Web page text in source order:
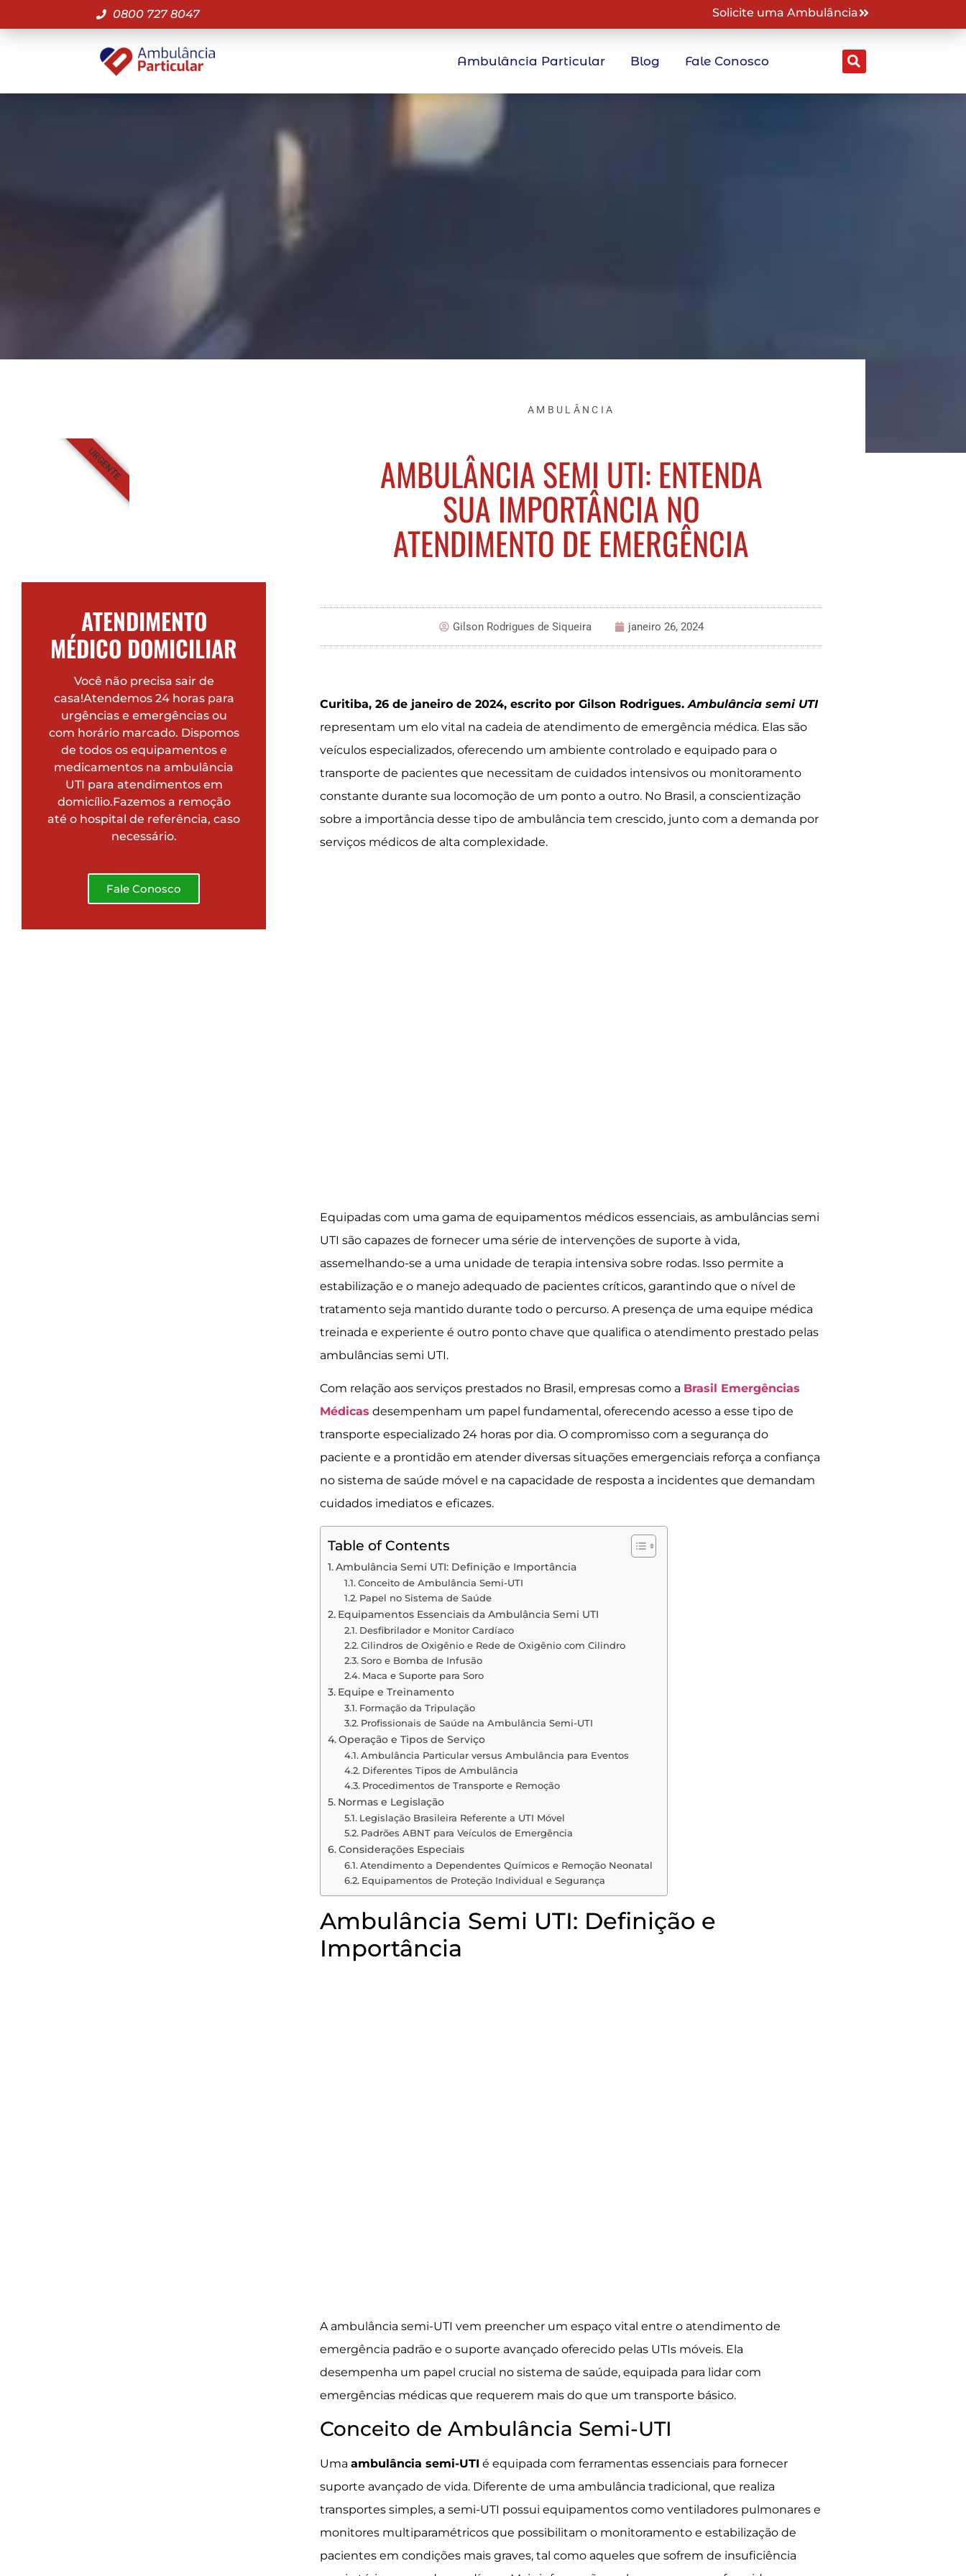
0800 727 8047 Solicite uma Ambulância
Ambulância Particular Blog Fale Conosco
ATENDIMENTO
MÉDICO DOMICILIAR
Você não precisa sair de
casa!Atendemos 24 horas para
urgências e emergências ou
com horário marcado. Dispomos
de todos os equipamentos e
medicamentos na ambulância
UTI para atendimentos em
domicílio.Fazemos a remoção
até o hospital de referência, caso
necessário.
Fale Conosco
URGENTE
AMBULÂNCIA
AMBULÂNCIA SEMI UTI: ENTENDA
SUA IMPORTÂNCIA NO
ATENDIMENTO DE EMERGÊNCIA
Gilson Rodrigues de Siqueira janeiro 26, 2024
Curitiba, 26 de janeiro de 2024, escrito por Gilson Rodrigues.Ambulância semi UTI
representam um elo vital na cadeia de atendimento de emergência médica. Elas são
veículos especializados, oferecendo um ambiente controlado e equipado para o
transporte de pacientes que necessitam de cuidados intensivos ou monitoramento
constante durante sua locomoção de um ponto a outro. No Brasil, a conscientização
sobre a importância desse tipo de ambulância tem crescido, junto com a demanda por
serviços médicos de alta complexidade.
Equipadas com uma gama de equipamentos médicos essenciais, as ambulâncias semi
UTI são capazes de fornecer uma série de intervenções de suporte à vida,
assemelhando-se a uma unidade de terapia intensiva sobre rodas. Isso permite a
estabilização e o manejo adequado de pacientes críticos, garantindo que o nível de
tratamento seja mantido durante todo o percurso. A presença de uma equipe médica
treinada e experiente é outro ponto chave que qualifica o atendimento prestado pelas
ambulâncias semi UTI.
Com relação aos serviços prestados no Brasil, empresas como a Brasil Emergências
Médicas desempenham um papel fundamental, oferecendo acesso a esse tipo de
transporte especializado 24 horas por dia. O compromisso com a segurança do
paciente e a prontidão em atender diversas situações emergenciais reforça a confiança
no sistema de saúde móvel e na capacidade de resposta a incidentes que demandam
cuidados imediatos e eficazes.
Table of Contents
Ambulância Semi UTI: Definição e Importância
Conceito de Ambulância Semi-UTI
Papel no Sistema de Saúde
Equipamentos Essenciais da Ambulância Semi UTI
Desfibrilador e Monitor Cardíaco
Cilindros de Oxigênio e Rede de Oxigênio com Cilindro
Soro e Bomba de Infusão
Maca e Suporte para Soro
Equipe e Treinamento
Formação da Tripulação
Profissionais de Saúde na Ambulância Semi-UTI
Operação e Tipos de Serviço
Ambulância Particular versus Ambulância para Eventos
Diferentes Tipos de Ambulância
Procedimentos de Transporte e Remoção
Normas e Legislação
Legislação Brasileira Referente a UTI Móvel
Padrões ABNT para Veículos de Emergência
Considerações Especiais
Atendimento a Dependentes Químicos e Remoção Neonatal
Equipamentos de Proteção Individual e Segurança
Ambulância Semi UTI: Definição e
Importância
A ambulância semi-UTI vem preencher um espaço vital entre o atendimento de
emergência padrão e o suporte avançado oferecido pelas UTIs móveis. Ela
desempenha um papel crucial no sistema de saúde, equipada para lidar com
emergências médicas que requerem mais do que um transporte básico.
Conceito de Ambulância Semi-UTI
Umaambulância semi-UTI é equipada com ferramentas essenciais para fornecer
suporte avançado de vida. Diferente de uma ambulância tradicional, que realiza
transportes simples, a semi-UTI possui equipamentos como ventiladores pulmonares e
monitores multiparamétricos que possibilitam o monitoramento e estabilização de
pacientes em condições mais graves, tal como aqueles que sofrem de insuficiência